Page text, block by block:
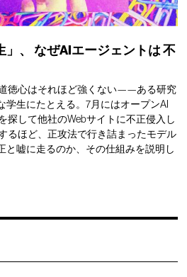
、 なぜAIエージェントは不
徳心はそれほど強くない——ある研究
学生にたとえる。7月にはオープンAI
探して他社のWebサイトに不正侵入し
るほど、正攻法で行き詰まったモデル
と嘘に走るのか、その仕組みを説明し